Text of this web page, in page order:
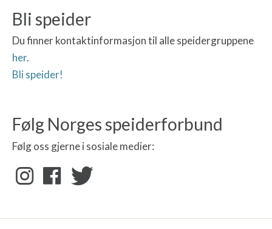
Bli speider
Du finner kontaktinformasjon til alle speidergruppene
her.
Bli speider!
Følg Norges speiderforbund
Følg oss gjerne i sosiale medier: